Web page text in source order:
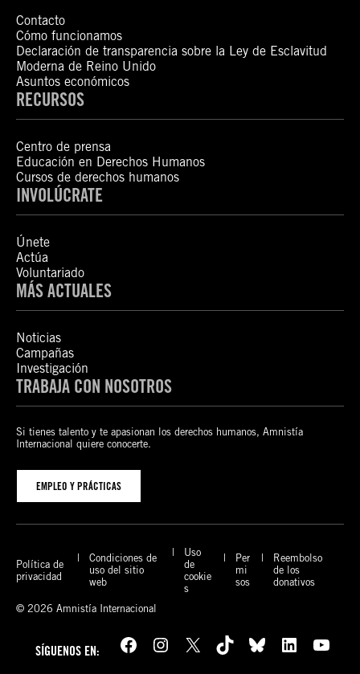
Contacto
Cómo funcionamos
Declaración de transparencia sobre la Ley de Esclavitud
Moderna de Reino Unido
Asuntos económicos
RECURSOS
Centro de prensa
Educación en Derechos Humanos
Cursos de derechos humanos
INVOLÚCRATE
Únete
Actúa
Voluntariado
MÁS ACTUALES
Noticias
Campañas
Investigación
TRABAJA CON NOSOTROS
Si tienes talento y te apasionan los derechos humanos, Amnistía
Internacional quiere conocerte.
EMPLEO Y PRÁCTICAS
Política de
privacidad
Condiciones de
uso del sitio
web
Uso
de
cookie
s
Per
mi
sos
Reembolso
de los
donativos
© 2026 Amnistía Internacional
SÍGUENOS EN: Facebook Instagram X TikTok Bluesky LinkedIn YouTube